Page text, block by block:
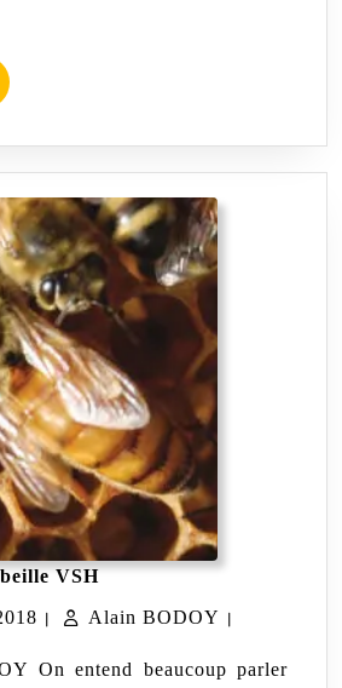
Lire
VSHLe
sur
VSH
1| Alain BODOY Alain
|